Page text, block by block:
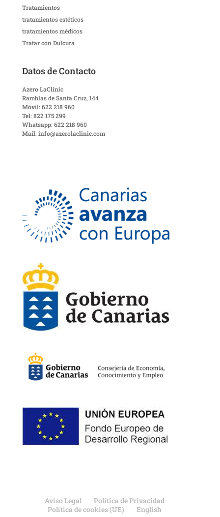
Tratamientos
tratamientos estéticos
tratamientos médicos
Tratar con Dulcura
Datos de Contacto
Azero LaClinic
Ramblas de Santa Cruz, 144
Móvil: 622 218 960
Tel: 822 175 299
Whatsapp: 622 218 960
Mail: info@azerolaclinic.com
Aviso Legal
Política de Privacidad
Política de cookies (UE)
English